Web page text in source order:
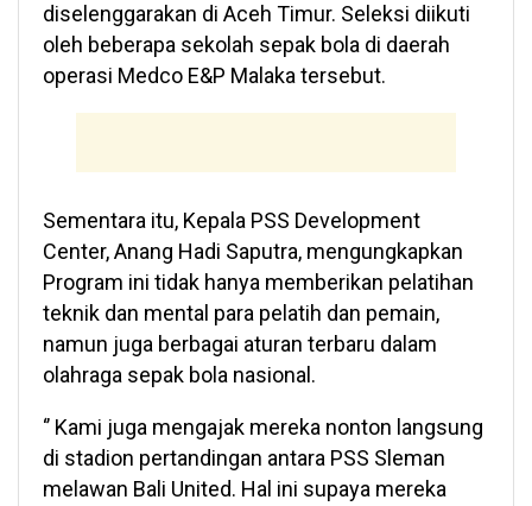
diselenggarakan di Aceh Timur. Seleksi diikuti
oleh beberapa sekolah sepak bola di daerah
operasi Medco E&P Malaka tersebut.
Sementara itu, Kepala PSS Development
Center, Anang Hadi Saputra, mengungkapkan
Program ini tidak hanya memberikan pelatihan
teknik dan mental para pelatih dan pemain,
namun juga berbagai aturan terbaru dalam
olahraga sepak bola nasional.
‘’ Kami juga mengajak mereka nonton langsung
di stadion pertandingan antara PSS Sleman
melawan Bali United. Hal ini supaya mereka